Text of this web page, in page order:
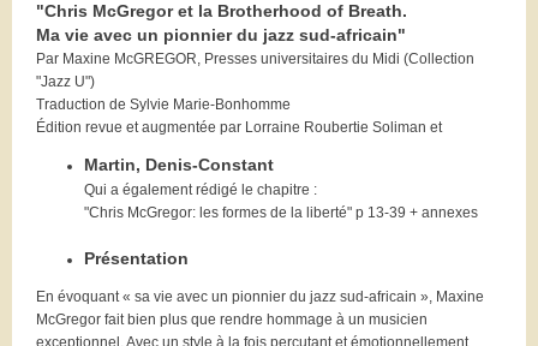
"Chris McGregor et la Brotherhood of Breath.
Ma vie avec un pionnier du jazz sud-africain"
Par Maxine McGREGOR, Presses universitaires du Midi (Collection
"Jazz U")
Traduction de Sylvie Marie-Bonhomme
Édition revue et augmentée par Lorraine Roubertie Soliman et
Martin, Denis-Constant
Qui a également rédigé le chapitre :
"Chris McGregor: les formes de la liberté" p 13-39 + annexes
Présentation
En évoquant « sa vie avec un pionnier du jazz sud-africain », Maxine
McGregor fait bien plus que rendre hommage à un musicien
exceptionnel. Avec un style à la fois percutant et émotionnellement